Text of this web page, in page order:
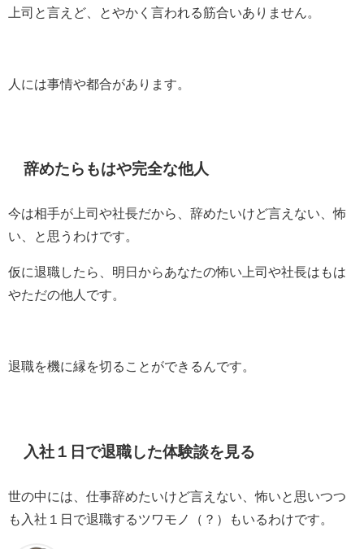
上司と言えど、とやかく言われる筋合いありません。
人には事情や都合があります。
辞めたらもはや完全な他人
今は相手が上司や社長だから、辞めたいけど言えない、怖
い、と思うわけです。
仮に退職したら、明日からあなたの怖い上司や社長はもは
やただの他人です。
退職を機に縁を切ることができるんです。
入社１日で退職した体験談を見る
世の中には、仕事辞めたいけど言えない、怖いと思いつつ
も入社１日で退職するツワモノ（？）もいるわけです。